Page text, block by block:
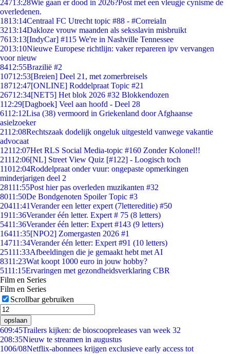
24713:28Wie gaan er dood in 2026?Post met een vleugje cynisme de
overledenen.
1813:14Centraal FC Utrecht topic #88 - #CorreiaIn
3213:14Dakloze vrouw maanden als seksslavin misbruikt
7613:13[IndyCar] #115 We're in Nashville Tennessee
2013:10Nieuwe Europese richtlijn: vaker repareren ipv vervangen
voor nieuw
8412:55Brazilië #2
10712:53[Breien] Deel 21, met zomerbreisels
18712:47[ONLINE] Roddelpraat Topic #21
26712:34[NET5] Het blok 2026 #32 Blokkendozen
112:29[Dagboek] Veel aan hoofd - Deel 28
6112:12Lisa (38) vermoord in Griekenland door Afghaanse
asielzoeker
2112:08Rechtszaak dodelijk ongeluk uitgesteld vanwege vakantie
advocaat
12112:07Het RLS Social Media-topic #160 Zonder Kolonel!!
21112:06[NL] Street View Quiz [#122] - Loogisch toch
11012:04Roddelpraat onder vuur: ongepaste opmerkingen
minderjarigen deel 2
28111:55Post hier pas overleden muzikanten #32
8011:50De Bondgenoten Spoiler Topic #3
20411:41Verander een letter expert (7lettereditie) #50
1911:36Verander één letter. Expert # 75 (8 letters)
5411:36Verander één letter: Expert #143 (9 letters)
16411:35[NPO2] Zomergasten 2026 #1
14711:34Verander één letter: Expert #91 (10 letters)
25111:33Afbeeldingen die je gemaakt hebt met AI
8311:23Wat koopt 1000 euro in jouw hobby?
5111:15Ervaringen met gezondheidsverklaring CBR
Film en Series
Film en Series
Scrollbar gebruiken
opslaan
609:45Trailers kijken: de bioscoopreleases van week 32
208:35Nieuw te streamen in augustus
1006/08Netflix-abonnees krijgen exclusieve early access tot